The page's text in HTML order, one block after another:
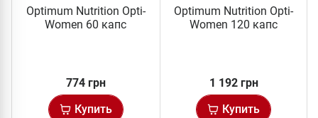
Optimum Nutrition Opti-
Women 60 капс
774 грн
Купить
Optimum Nutrition Opti-
Women 120 капс
1 192 грн
Купить